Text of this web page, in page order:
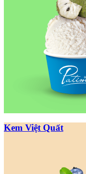
Kem Việt Quất